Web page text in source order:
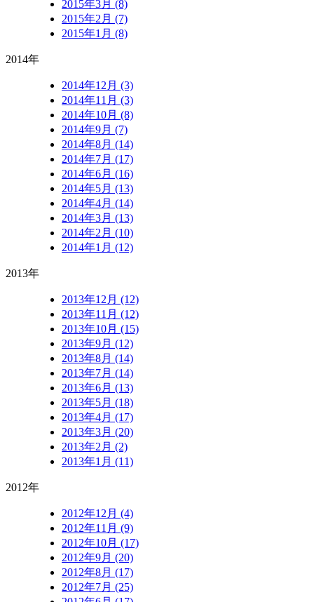
2015年3月 (8)
2015年2月 (7)
2015年1月 (8)
2014年
2014年12月 (3)
2014年11月 (3)
2014年10月 (8)
2014年9月 (7)
2014年8月 (14)
2014年7月 (17)
2014年6月 (16)
2014年5月 (13)
2014年4月 (14)
2014年3月 (13)
2014年2月 (10)
2014年1月 (12)
2013年
2013年12月 (12)
2013年11月 (12)
2013年10月 (15)
2013年9月 (12)
2013年8月 (14)
2013年7月 (14)
2013年6月 (13)
2013年5月 (18)
2013年4月 (17)
2013年3月 (20)
2013年2月 (2)
2013年1月 (11)
2012年
2012年12月 (4)
2012年11月 (9)
2012年10月 (17)
2012年9月 (20)
2012年8月 (17)
2012年7月 (25)